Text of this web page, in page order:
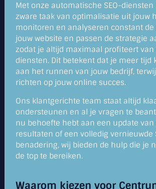
Met onze automatische SEO-
zware taak van optimalisatie uit jouw
monitoren en analyseren constant de
jouw website en passen de strategie
zodat je altijd maximaal profiteert van
diensten. Dit betekent dat je meer tijd
aan het runnen van jouw bedrijf,
richten op jouw online succes.
Ons klantgerichte team staat altijd
ondersteunen en al je vragen te
nu behoefte hebt aan een update van
resultaten of een volledig vernieuwde
benadering, wij bieden de hulp die je
de top te bereiken.
Waarom kiezen voor